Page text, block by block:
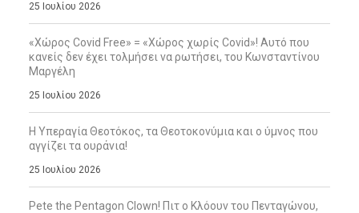
25 Ιουλίου 2026
«Χώρος Covid Free» = «Χώρος χωρίς Covid»! Αυτό που
κανείς δεν έχει τολμήσει να ρωτήσει, του Κωνσταντίνου
Μαργέλη
25 Ιουλίου 2026
Η Υπεραγία Θεοτόκος, τα Θεοτοκονύμια και ο ύμνος που
αγγίζει τα ουράνια!
25 Ιουλίου 2026
Pete the Pentagon Clown! Πιτ ο Κλόουν του Πενταγώνου,